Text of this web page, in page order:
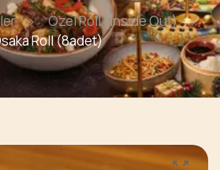
Özel Roll (Inside Out)
Roll (8adet)